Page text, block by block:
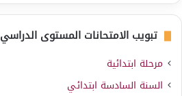
تبويب الامتحانات المستوى الدراسي
مرحلة ابتدائية
السنة السادسة ابتدائي